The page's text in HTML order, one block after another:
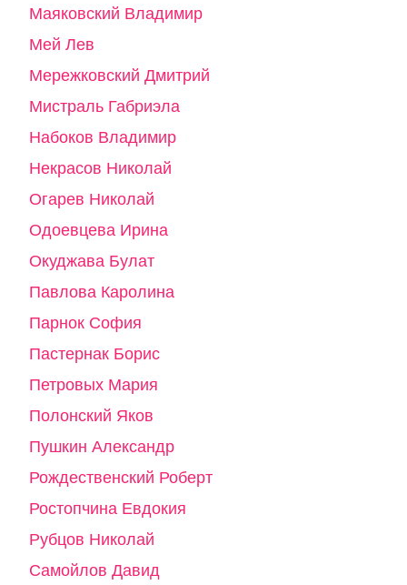
Маяковский Владимир
Мей Лев
Мережковский Дмитрий
Мистраль Габриэла
Набоков Владимир
Некрасов Николай
Огарев Николай
Одоевцева Ирина
Окуджава Булат
Павлова Каролина
Парнок София
Пастернак Борис
Петровых Мария
Полонский Яков
Пушкин Александр
Рождественский Роберт
Ростопчина Евдокия
Рубцов Николай
Самойлов Давид